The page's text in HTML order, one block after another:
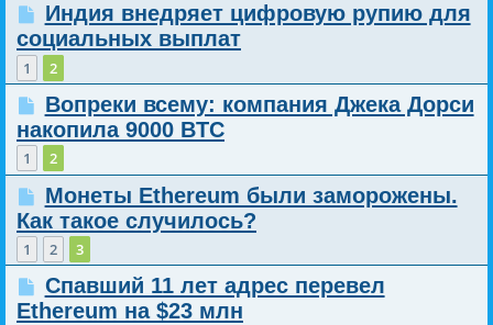
Индия внедряет цифровую рупию для
социальных выплат
1 2
Вопреки всему: компания Джека Дорси
накопила 9000 BTC
1 2
Монеты Ethereum были заморожены.
Как такое случилось?
1 2 3
Спавший 11 лет адрес перевел
Ethereum на $23 млн